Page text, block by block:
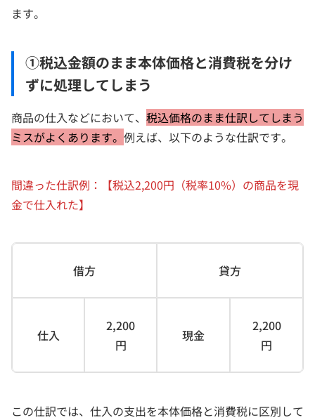
ます。
①税込金額のまま本体価格と消費税を分け
ずに処理してしまう
商品の仕入などにおいて、 税込価格のまま仕訳してしまう
ミスがよくあります。 例えば、以下のような仕訳です。
間違った仕訳例：【税込2,200円（税率10%）の商品を現
金で仕入れた】
借方 貸方
仕入
2,200
円
現金
2,200
円
この仕訳では、仕入の支出を本体価格と消費税に区別して